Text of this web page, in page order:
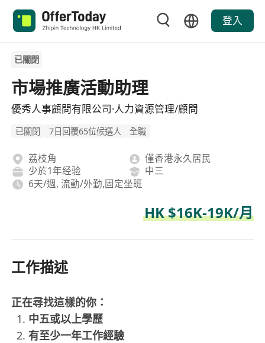
登入
已關閉
市場推廣活動助理
優秀人事顧問有限公司·人力資源管理/顧問
已關閉 7日回覆65位候選人 全職
荔枝角
僅香港永久居民
少於1年经验
中三
6天/週, 流動/外勤,固定坐班
HK $16K-19K/月
工作描述
正在尋找這樣的你：
中五或以上學歷
有至少一年工作經驗